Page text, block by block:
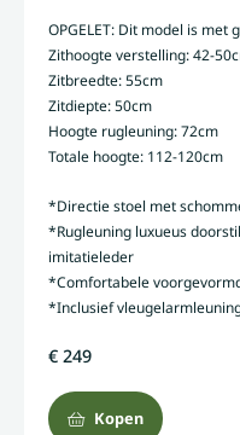
OPGELET: Dit model is met
Zithoogte verstelling: 42-
Zitbreedte: 55cm
Zitdiepte: 50cm
Hoogte rugleuning: 72cm
Totale hoogte: 112-120cm
*Directie stoel met
*Rugleuning luxueus
imitatieleder
*Comfortabele
*Inclusief
€ 249
Kopen